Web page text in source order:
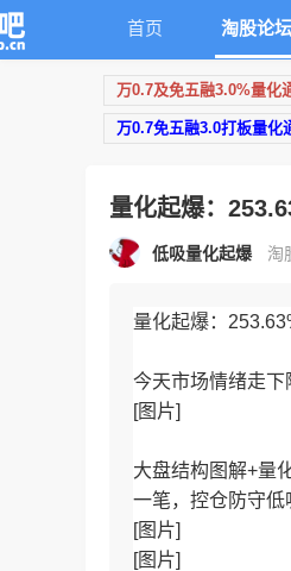
首页 淘股论坛
万0.7及免五融3.0%量化
万0.7免五融3.0打板量化
量化起爆：
低吸量化起爆 淘
量化起爆：
今天市场情绪走下
[图片]
大盘结构图解+量
一笔，控仓防守低
[图片]
[图片]